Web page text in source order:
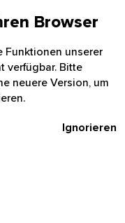
Browser
Funktionen unserer
verfügbar. Bitte
neuere Version, um
Ignorieren